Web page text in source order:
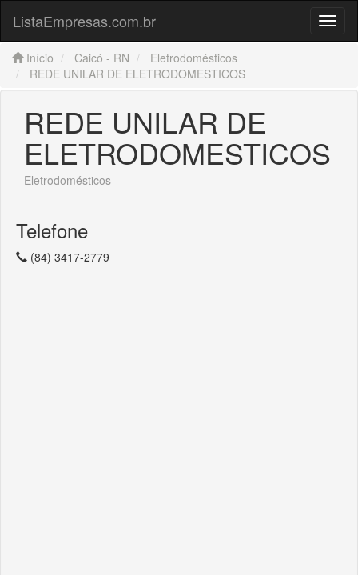
Menu
ListaEmpresas.com.br
Início Caicó - RN
Eletrodomésticos
REDE UNILAR DE ELETRODOMESTICOS
REDE UNILAR DE
ELETRODOMESTICOS
Eletrodomésticos
Telefone
(84) 3417-2779